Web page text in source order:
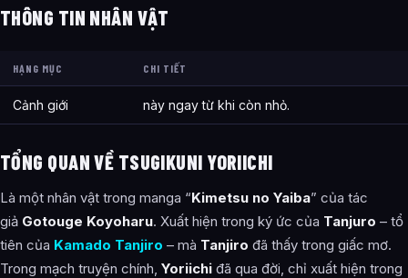
Vết bớt Sát Quỷ
Nhật Luân Kiếm của Yoriichi
Học viện Kimetsu
Thẻ liên quan
Ảnh về Tsugikuni Yoriichi
THÔNG TIN NHÂN VẬT
HẠNG MỤC CHI TIẾT
Cảnh giới này ngay từ khi còn nhỏ.
TỔNG QUAN VỀ TSUGIKUNI YORIICHI
Là một nhân vật trong manga “Kimetsu no Yaiba” của tác
giả Gotouge Koyoharu. Xuất hiện trong ký ức của Tanjuro – tổ
tiên của Kamado Tanjiro – mà Tanjiro đã thấy trong giấc mơ.
Trong mạch truyện chính, Yoriichi đã qua đời, chỉ xuất hiện trong